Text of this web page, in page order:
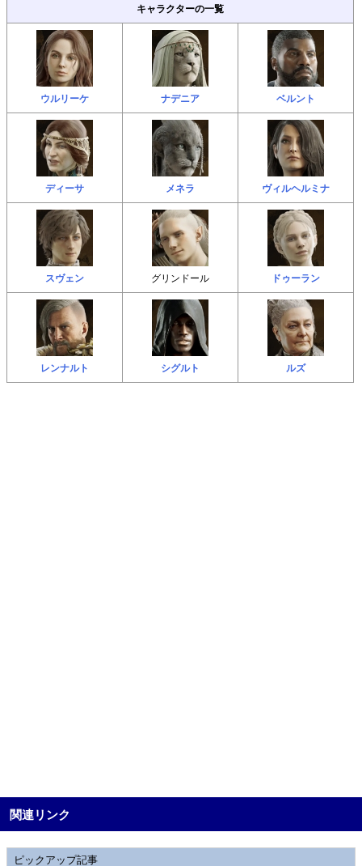
キャラクターの一覧
ウルリーケ ナデニア ベルント
ディーサ メネラ ヴィルヘルミナ
スヴェン グリンドール ドゥーラン
レンナルト シグルト ルズ
関連リンク
ピックアップ記事